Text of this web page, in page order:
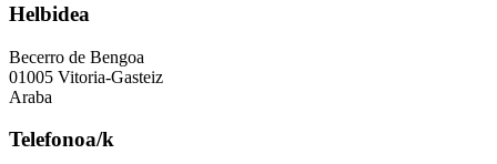
Helbidea
Becerro de Bengoa
01005 Vitoria-Gasteiz
Araba
Telefonoa/k